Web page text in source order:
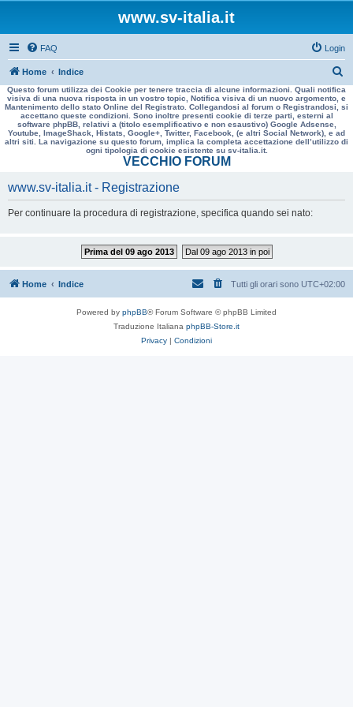
www.sv-italia.it
FAQ Login
Home Indice
e
r
a
Questo forum utilizza dei Cookie per tenere traccia di alcune informazioni. Quali notifica
visiva di una nuova risposta in un vostro topic, Notifica visiva di un nuovo argomento, e
Mantenimento dello stato Online del Registrato. Collegandosi al forum o Registrandosi, si
accettano queste condizioni. Sono inoltre presenti cookie di terze parti, esterni al
software phpBB, relativi a (titolo esemplificativo e non esaustivo) Google Adsense,
Youtube, ImageShack, Histats, Google+, Twitter, Facebook, (e altri Social Network), e ad
altri siti. La navigazione su questo forum, implica la completa accettazione dell’utilizzo di
ogni tipologia di cookie esistente su sv-italia.it.
VECCHIO FORUM
www.sv-italia.it - Registrazione
Per continuare la procedura di registrazione, specifica quando sei nato:
Prima del 09 ago 2013 Dal 09 ago 2013 in poi
Home Indice Tutti gli orari sono UTC+02:00
Powered by phpBB® Forum Software © phpBB Limited
Traduzione Italiana phpBB-Store.it
Privacy | Condizioni